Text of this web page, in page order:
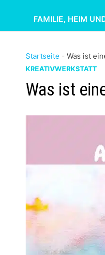
FAMILIE, HEIM
Startseite -Was ist
KREATIVWERKSTATT
Was ist